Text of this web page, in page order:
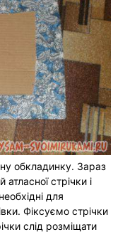
обкладинку. Зараз
стрічки і
для
Фіксуємо стрічки
слід розміщати